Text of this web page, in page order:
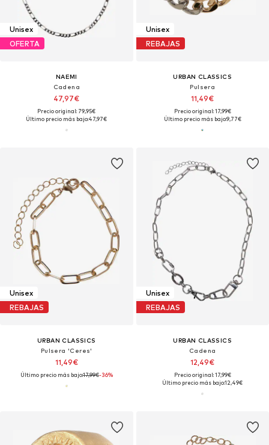
Unisex
OFERTA
NAEMI
Cadena
47,97€
Precio original: 79,95€
Último precio más bajo:47,97€
Unisex
REBAJAS
URBAN CLASSICS
Pulsera
11,49€
Precio original: 17,99€
Último precio más bajo:9,77€
Unisex
REBAJAS
URBAN CLASSICS
Pulsera 'Ceres'
11,49€
Último precio más bajo:17,99€-36%
Unisex
REBAJAS
URBAN CLASSICS
Cadena
12,49€
Precio original: 17,99€
Último precio más bajo:12,49€